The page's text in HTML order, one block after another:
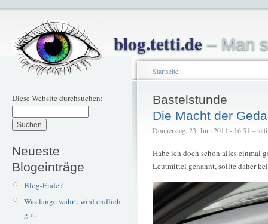
blog.tetti.de– Man
Diese Website durchsuchen:
Neueste
Blogeinträge
Blog-Ende?
Was lange währt, wird endlich
gut.
Startseite
Bastelstunde
Die Macht der
Donnerstag, 23. Juni 2011 - 16:51 – tetti
Habe ich doch schon alles einmal
Leutmittel genannt, sollte daher